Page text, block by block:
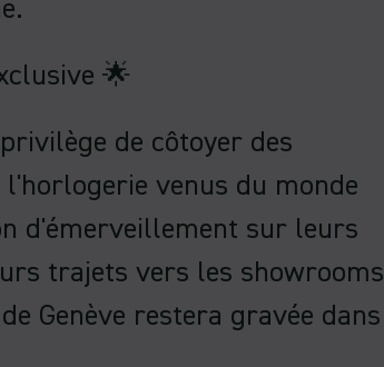
🌟
de côtoyer des
l'horlogerie venus du monde
d'émerveillement sur leurs
trajets vers les showrooms
Genève restera gravée dans